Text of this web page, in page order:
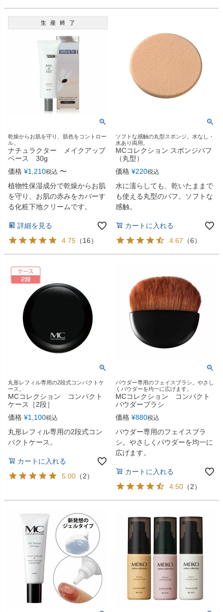
乾燥からお肌を守り、肌色をコントロー
ル。
ナチュラクター メイクアップ
ベース 30g
価格 ¥1,210税込 〜
植物性保湿成分で乾燥からお肌
を守り、お肌の赤みをカバーす
る化粧下地クリームです。
詳細を見る
4.75 （16）
ソフトな感触の丸型スポンジ。水なし・
水あり両用。
MCコレクション スポンジパフ
（丸型）
価格 ¥220税込
水に濡らしても、乾いたままで
も使える丸型のパフ。ソフトな
感触。
カートに入れる
4.67 （6）
丸形レフィル専用の2段式コンパクトケ
ース。
MCコレクション コンパクト
ケース［2段］
価格 ¥1,100税込
丸形レフィル専用の2段式コン
パクトケース。
カートに入れる
5.00 （2）
パウダー専用のフェイスブラシ。やさし
くパウダーを均一に広げます。
MCコレクション コンパクト
パウダーブラシ
価格 ¥880税込
パウダー専用のフェイスブラ
シ。やさしくパウダーを均一に
広げます。
カートに入れる
4.50 （2）